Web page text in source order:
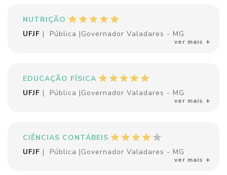
NUTRIÇÃO
UFJF | Pública |Governador Valadares - MG
ver mais
EDUCAÇÃO FÍSICA
UFJF | Pública |Governador Valadares - MG
ver mais
CIÊNCIAS CONTÁBEIS
UFJF | Pública |Governador Valadares - MG
ver mais